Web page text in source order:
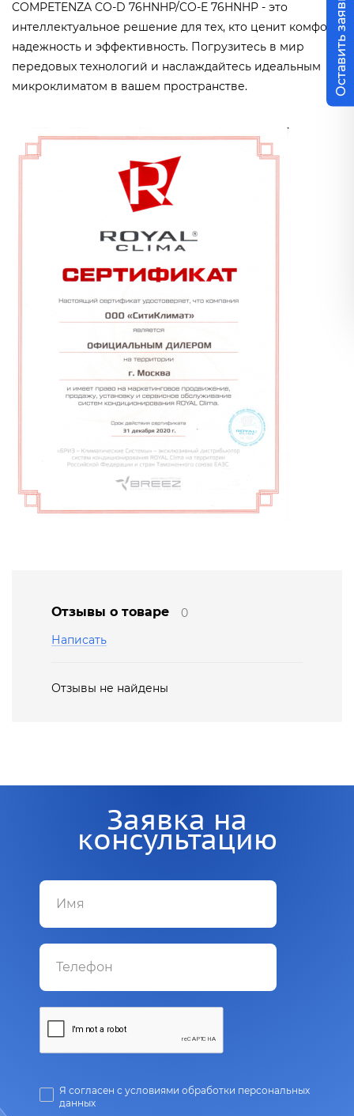
COMPETENZA CO-D 76HNHP/CO-E 76HNHP - это
интеллектуальное решение для тех, кто ценит комфорт,
надежность и эффективность. Погрузитесь в мир
передовых технологий и наслаждайтесь идеальным
микроклиматом в вашем пространстве.
Отзывы о товаре
0
Написать
Отзывы не найдены
Заявка на
консультацию
Я согласен с условиями обработки персональных
данных
Оставить заявку